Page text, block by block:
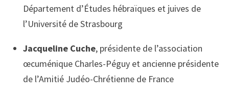
Département d’Études hébraïques et juives de
l’Université de Strasbourg
Jacqueline Cuche, présidente de l’association
œcuménique Charles-Péguy et ancienne présidente
de l’Amitié Judéo-Chrétienne de France